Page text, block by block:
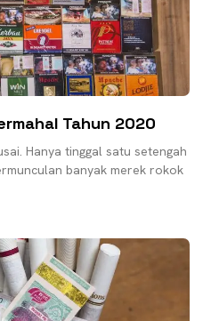
Tahun 2020
Hanya tinggal satu setengah
banyak merek rokok